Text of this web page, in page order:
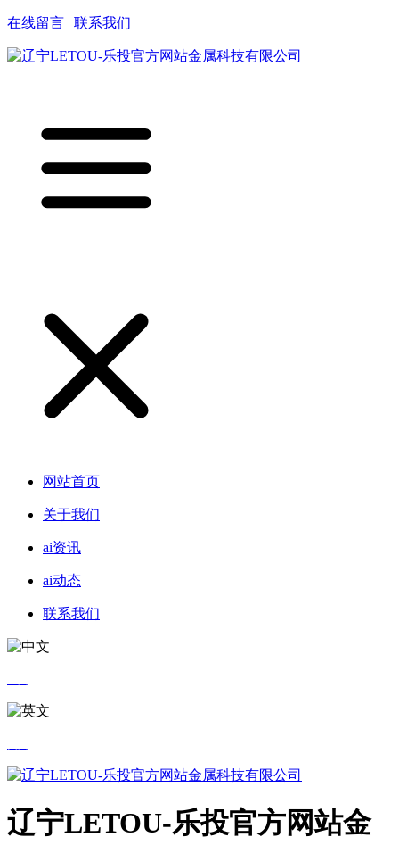
在线留言 联系我们
网站首页
关于我们
ai资讯
ai动态
联系我们
辽宁LETOU-乐投官方网站金